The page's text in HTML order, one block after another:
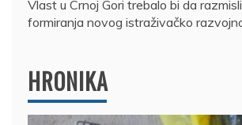
Vlast u Crnoj Gori trebalo bi da
formiranja novog istraživačko
HRONIKA